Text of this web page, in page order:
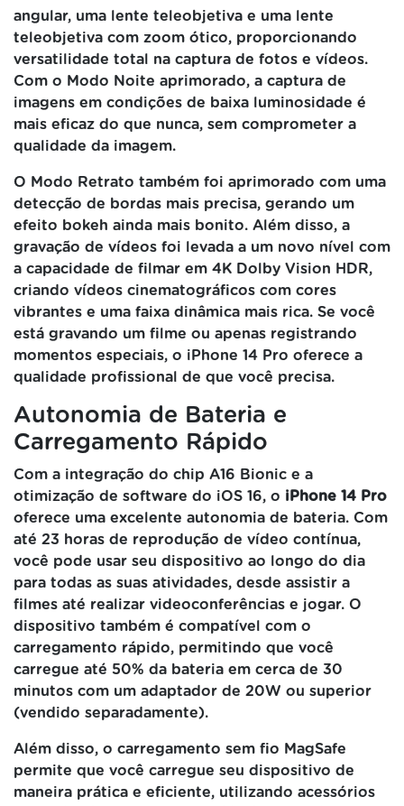
angular, uma lente teleobjetiva e uma lente
teleobjetiva com zoom ótico, proporcionando
versatilidade total na captura de fotos e vídeos.
Com o Modo Noite aprimorado, a captura de
imagens em condições de baixa luminosidade é
mais eficaz do que nunca, sem comprometer a
qualidade da imagem.
O Modo Retrato também foi aprimorado com uma
detecção de bordas mais precisa, gerando um
efeito bokeh ainda mais bonito. Além disso, a
gravação de vídeos foi levada a um novo nível com
a capacidade de filmar em 4K Dolby Vision HDR,
criando vídeos cinematográficos com cores
vibrantes e uma faixa dinâmica mais rica. Se você
está gravando um filme ou apenas registrando
momentos especiais, o iPhone 14 Pro oferece a
qualidade profissional de que você precisa.
Autonomia de Bateria e
Carregamento Rápido
Com a integração do chip A16 Bionic e a
otimização de software do iOS 16, o iPhone 14 Pro
oferece uma excelente autonomia de bateria. Com
até 23 horas de reprodução de vídeo contínua,
você pode usar seu dispositivo ao longo do dia
para todas as suas atividades, desde assistir a
filmes até realizar videoconferências e jogar. O
dispositivo também é compatível com o
carregamento rápido, permitindo que você
carregue até 50% da bateria em cerca de 30
minutos com um adaptador de 20W ou superior
(vendido separadamente).
Além disso, o carregamento sem fio MagSafe
permite que você carregue seu dispositivo de
maneira prática e eficiente, utilizando acessórios